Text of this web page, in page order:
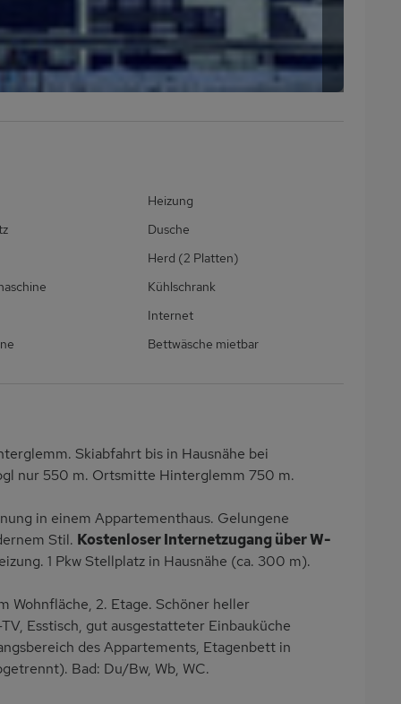
Heizung
Dusche
Herd (2 Platten)
Kühlschrank
Internet
Bettwäsche mietbar
Skiabfahrt bis in Hausnähe bei
nur 550 m. Ortsmitte Hinterglemm 750 m.
in einem Appartementhaus. Gelungene
Stil. Kostenloser Internetzugang über W-
1 Pkw Stellplatz in Hausnähe (ca. 300 m).
Wohnfläche, 2. Etage. Schöner heller
Esstisch, gut ausgestatteter Einbauküche
des Appartements, Etagenbett in
Bad: Du/Bw, Wb, WC.